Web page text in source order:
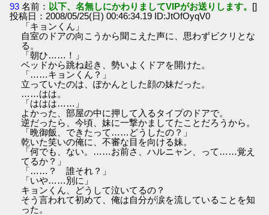
93 名前： 以下、名無しにかわりましてVIPがお送りします。 []
投稿日：2008/05/25(日) 00:46:34.19 ID:JtOfOyqV0
「キョンくん」
自室のドアの向こうから聞こえた声に、思わずビクリとな
る。
「朝ひ……！」
ベッドから跳ね起き、勢いよくドアを開けた。
「……キョンくん？」
立っていたのは、ぽかんとした顔の妹だった。
……はは。
「ははは……」
よかった、部屋の中に押して入るタイプのドアで。
逆だったら、今頃、妹に一撃かましてたことだろうから。
「晩御飯、できたって……どうしたの？」
乾いた笑いの俺に、不審な目を向ける妹。
「何でも、ない。……お前さ、ハルニャン、って……覚え
てるか？」
「……？ 誰それ？」
「いや……別に」
キョンくん、どうして泣いてるの？
そう言われて初めて、俺は自分が涙を流していることを知
った。